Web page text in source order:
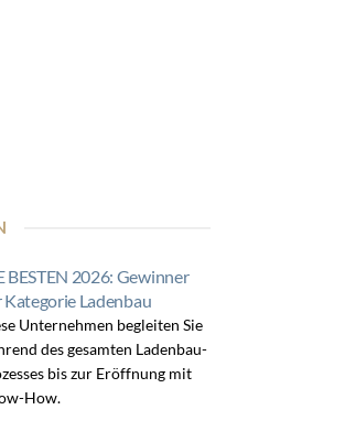
BESTEN 2026: Gewinner
Kategorie Ladenbau
Unternehmen begleiten Sie
des gesamten Ladenbau-
bis zur Eröffnung mit
How.